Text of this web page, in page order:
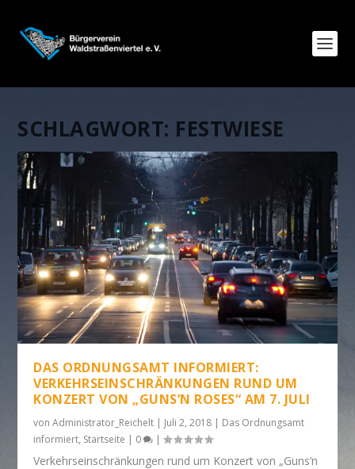
SCHLAGWORT: FESTWIESE
DAS ORDNUNGSAMT INFORMIERT:
VERKEHRSEINSCHRÄNKUNGEN RUND UM
KONZERT VON „GUNS’N ROSES“ AM 7. JULI
vonAdministrator_Reichelt | Juli 2, 2018 | Das Ordnungsamt
informiert, Startseite | 0 |
Verkehrseinschränkungen rund um Konzert von „Guns’n